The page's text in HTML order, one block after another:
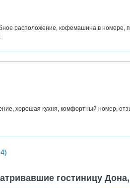
расположение, кофемашина в номере,
хорошая кухня, комфортный номер,
гостиницу